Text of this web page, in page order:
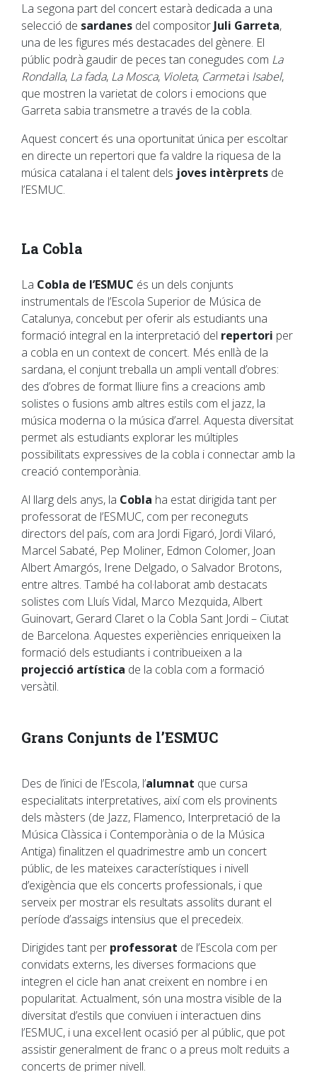
La segona part del concert estarà dedicada a una
selecció de sardanes del compositor Juli Garreta,
una de les figures més destacades del gènere. El
públic podrà gaudir de peces tan conegudes com La
Rondalla, La fada, La Mosca, Violeta, Carmetai Isabel,
que mostren la varietat de colors i emocions que
Garreta sabia transmetre a través de la cobla.
Aquest concert és una oportunitat única per escoltar
en directe un repertori que fa valdre la riquesa de la
música catalana i el talent dels joves intèrprets de
l’ESMUC.
La Cobla
La Cobla de l’ESMUC és un dels conjunts
instrumentals de l’Escola Superior de Música de
Catalunya, concebut per oferir als estudiants una
formació integral en la interpretació del repertori per
a cobla en un context de concert. Més enllà de la
sardana, el conjunt treballa un ampli ventall d’obres:
des d’obres de format lliure fins a creacions amb
solistes o fusions amb altres estils com el jazz, la
música moderna o la música d’arrel. Aquesta diversitat
permet als estudiants explorar les múltiples
possibilitats expressives de la cobla i connectar amb la
creació contemporània.
Al llarg dels anys, la Cobla ha estat dirigida tant per
professorat de l’ESMUC, com per reconeguts
directors del país, com ara Jordi Figaró, Jordi Vilaró,
Marcel Sabaté, Pep Moliner, Edmon Colomer, Joan
Albert Amargós, Irene Delgado, o Salvador Brotons,
entre altres. També ha col·laborat amb destacats
solistes com Lluís Vidal, Marco Mezquida, Albert
Guinovart, Gerard Claret o la Cobla Sant Jordi – Ciutat
de Barcelona. Aquestes experiències enriqueixen la
formació dels estudiants i contribueixen a la
projecció artística de la cobla com a formació
versàtil.
Grans Conjunts de l’ESMUC
Des de l’inici de l’Escola, l’alumnat que cursa
especialitats interpretatives, així com els provinents
dels màsters (de Jazz, Flamenco, Interpretació de la
Música Clàssica i Contemporània o de la Música
Antiga) finalitzen el quadrimestre amb un concert
públic, de les mateixes característiques i nivell
d’exigència que els concerts professionals, i que
serveix per mostrar els resultats assolits durant el
període d’assaigs intensius que el precedeix.
Dirigides tant per professorat de l’Escola com per
convidats externs, les diverses formacions que
integren el cicle han anat creixent en nombre i en
popularitat. Actualment, són una mostra visible de la
diversitat d’estils que conviuen i interactuen dins
l’ESMUC, i una excel·lent ocasió per al públic, que pot
assistir generalment de franc o a preus molt reduïts a
concerts de primer nivell.